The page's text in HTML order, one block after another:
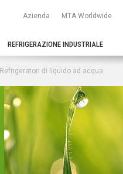
REFRIGERAZIONE INDUSTRIALE
Azienda MTA Worldwide
Refrigeratori di liquido ad acqua